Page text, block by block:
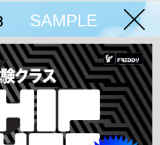
SAMPLE